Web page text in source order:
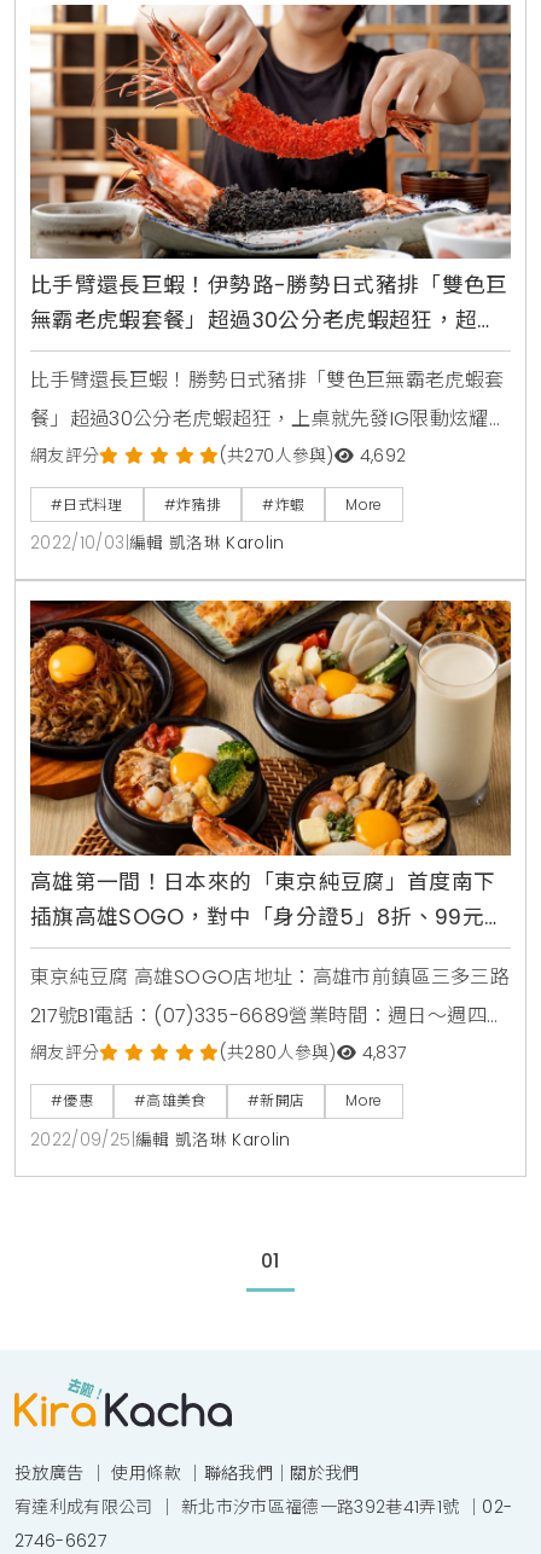
香咖啡 單點130元官網 www.royalpark.com.tw
比手臂還長巨蝦！伊勢路-勝勢日式豬排「雙色巨
無霸老虎蝦套餐」超過30公分老虎蝦超狂，超巨
無霸「日式炸蝦」刷一排IG限動
比手臂還長巨蝦！勝勢日式豬排「雙色巨無霸老虎蝦套
餐」超過30公分老虎蝦超狂，上桌就先發IG限動炫耀伊
勢路-勝勢日式豬排 8週年限定套餐活動時間：10/1～
10/16限定新品：雙色巨無霸老虎蝦套餐/1,280元三色海
陸盛合套餐/450元期間限定，賣完為止。
網友評分 (共270人參與) 4,692
#日式料理 #炸豬排 #炸蝦 More
2022/10/03 編輯 凱洛琳 Karolin
高雄第一間！日本來的「東京純豆腐」首度南下
插旗高雄SOGO，對中「身分證5」8折、99元招
牌豆腐鍋超值優惠跟上
東京純豆腐 高雄SOGO店地址：高雄市前鎮區三多三路
217號B1電話：(07)335-6689營業時間：週日～週四
11:00~21:30 (最後點餐20：30)週五～週六 11:00~22:00
(最後點餐21：00)內用獨享開幕優惠1：純豆腐鍋嚐鮮價
99元活動時間：2022/9/24(六)~2022/9/30(五)活動
內容：每日前100名顧客，可享「牛肉/豬肉純豆腐(二
網友評分 (共280人參與) 4,837
#優惠 #高雄美食 #新開店 More
2022/09/25 編輯 凱洛琳 Karolin
01
投放廣告 ｜使用條款｜ 聯絡我們
關於我們
宥達利成有限公司 ｜ 新北市汐市區福德一路392巷41弄1號 ｜ 02-
2746-6627